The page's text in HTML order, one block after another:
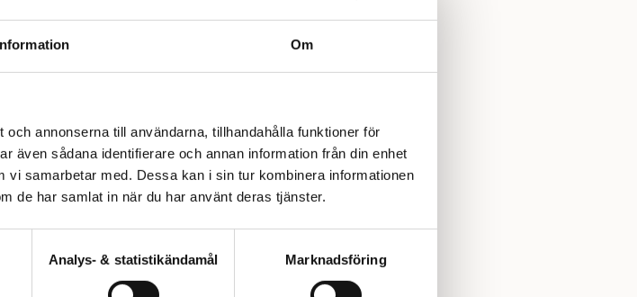
Om
annonserna till användarna, tillhandahålla funktioner för
även sådana identifierare och annan information från din enhet
samarbetar med. Dessa kan i sin tur kombinera informationen
de har samlat in när du har använt deras tjänster.
Analys- & statistikändamål Marknadsföring